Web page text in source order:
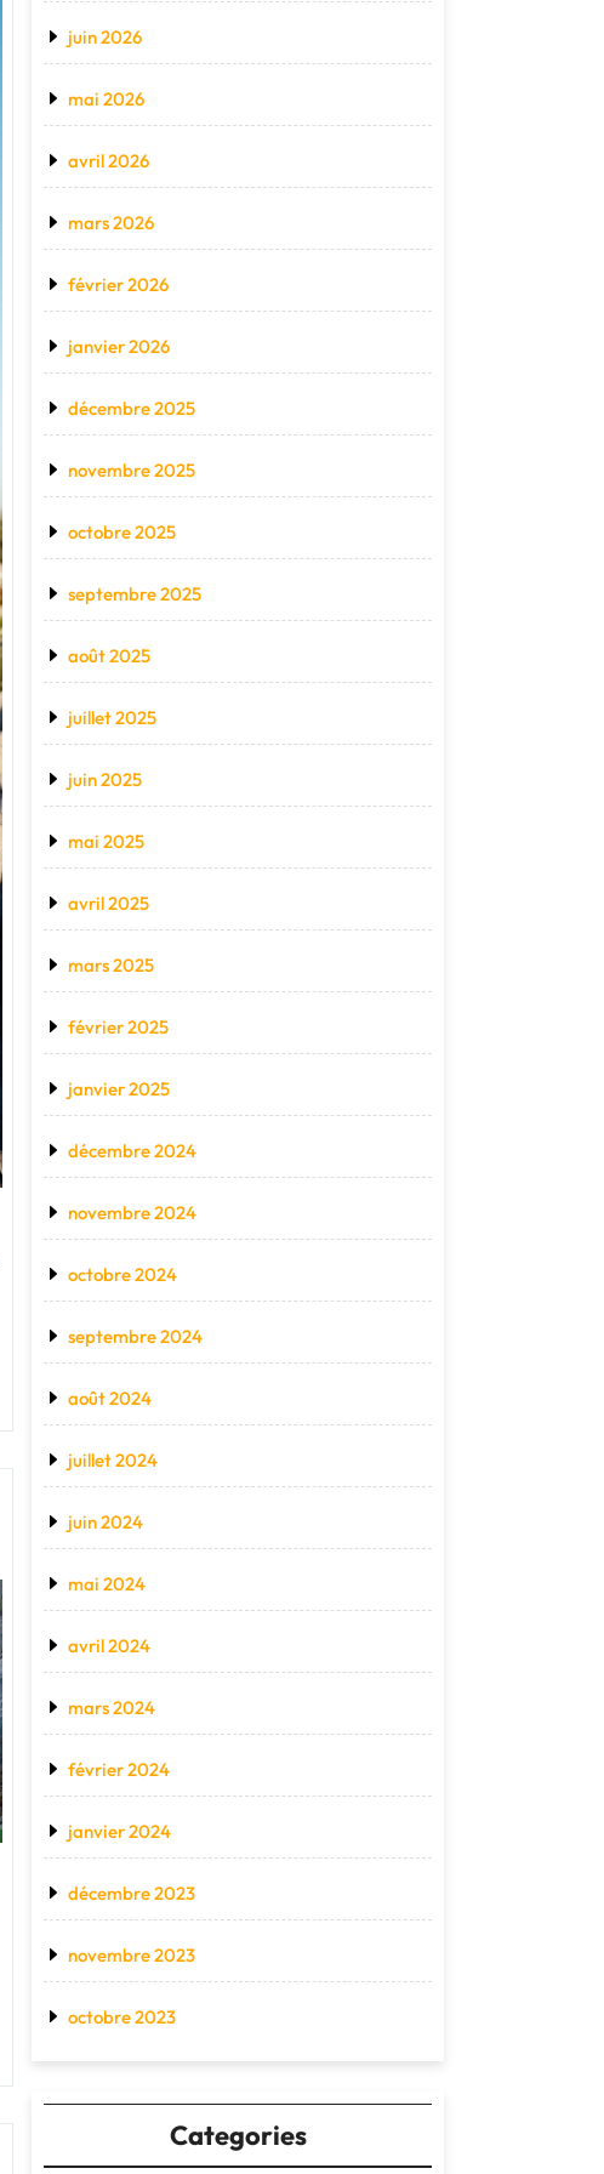
juin 2026
mai 2026
avril 2026
mars 2026
février 2026
janvier 2026
décembre 2025
novembre 2025
octobre 2025
septembre 2025
août 2025
juillet 2025
juin 2025
mai 2025
avril 2025
mars 2025
février 2025
janvier 2025
décembre 2024
novembre 2024
octobre 2024
septembre 2024
août 2024
juillet 2024
juin 2024
mai 2024
avril 2024
mars 2024
février 2024
janvier 2024
décembre 2023
novembre 2023
octobre 2023
Categories